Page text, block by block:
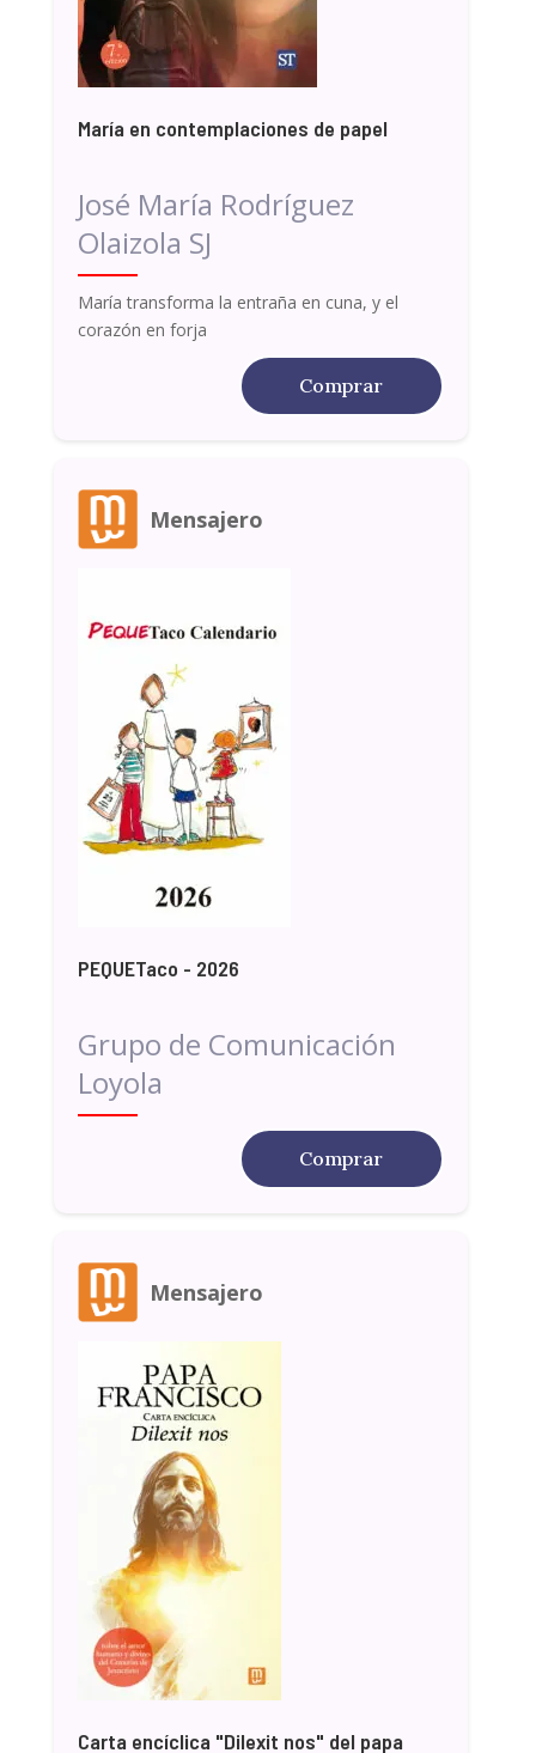
María en contemplaciones de papel
José María Rodríguez
Olaizola SJ
María transforma la entraña en cuna, y el
corazón en forja
Comprar
Mensajero
PEQUETaco - 2026
Grupo de Comunicación
Loyola
Comprar
Mensajero
Carta encíclica "Dilexit nos" del papa